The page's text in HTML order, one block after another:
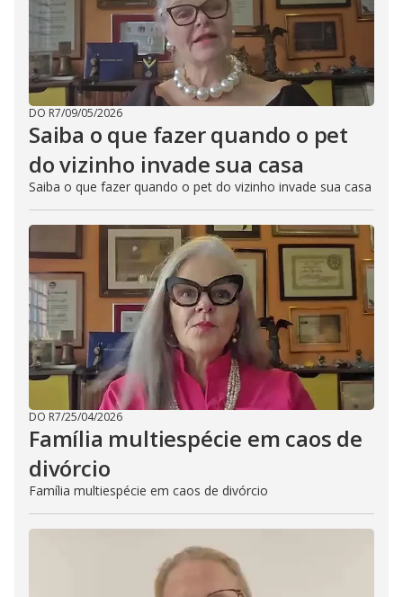
DO R7/09/05/2026
Saiba o que fazer quando o pet
do vizinho invade sua casa
Saiba o que fazer quando o pet do vizinho invade sua casa
DO R7/25/04/2026
Família multiespécie em caos de
divórcio
Família multiespécie em caos de divórcio